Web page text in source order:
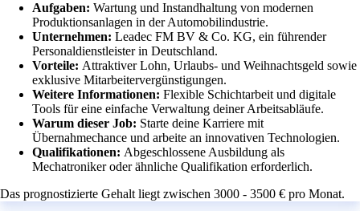
Aufgaben: Wartung und Instandhaltung von modernen
Produktionsanlagen in der Automobilindustrie.
Unternehmen: Leadec FM BV & Co. KG, ein führender
Personaldienstleister in Deutschland.
Vorteile: Attraktiver Lohn, Urlaubs- und Weihnachtsgeld sowie
exklusive Mitarbeitervergünstigungen.
Weitere Informationen: Flexible Schichtarbeit und digitale
Tools für eine einfache Verwaltung deiner Arbeitsabläufe.
Warum dieser Job: Starte deine Karriere mit
Übernahmechance und arbeite an innovativen Technologien.
Qualifikationen: Abgeschlossene Ausbildung als
Mechatroniker oder ähnliche Qualifikation erforderlich.
Das prognostizierte Gehalt liegt zwischen 3000 - 3500 € pro Monat.